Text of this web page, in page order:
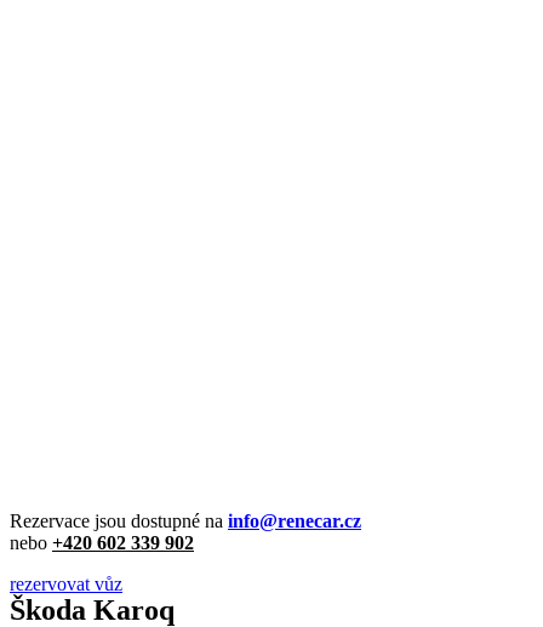
Rezervace jsou dostupné na info@renecar.cz
nebo +420 602 339 902
rezervovat vůz
Škoda Karoq